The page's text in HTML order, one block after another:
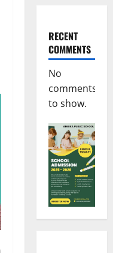
RECENT
COMMENTS
No
comments
to show.